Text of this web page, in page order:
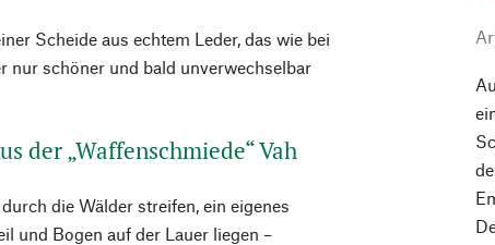
Scheide aus echtem Leder, das wie bei
nur schöner und bald unverwechselbar
der „Waffenschmiede“ Vah
die Wälder streifen, ein eigenes
und Bogen auf der Lauer liegen –